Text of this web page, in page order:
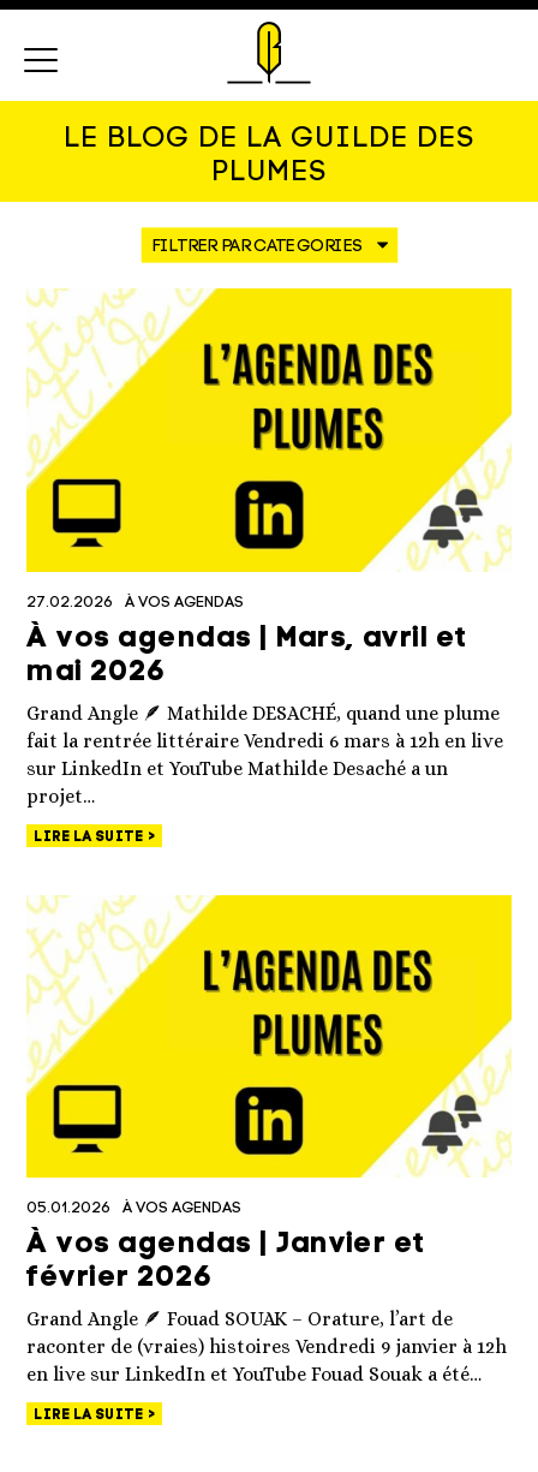
LE BLOG DE LA GUILDE DES
PLUMES
27.02.2026 À VOS AGENDAS
À vos agendas | Mars, avril et
mai 2026
Grand Angle 🪶 Mathilde DESACHÉ, quand une plume
fait la rentrée littéraire Vendredi 6 mars à 12h en live
sur LinkedIn et YouTube Mathilde Desaché a un
projet…
LIRE LA SUITE
05.01.2026 À VOS AGENDAS
À vos agendas | Janvier et
février 2026
Grand Angle 🪶 Fouad SOUAK – Orature, l’art de
raconter de (vraies) histoires Vendredi 9 janvier à 12h
en live sur LinkedIn et YouTube Fouad Souak a été…
LIRE LA SUITE